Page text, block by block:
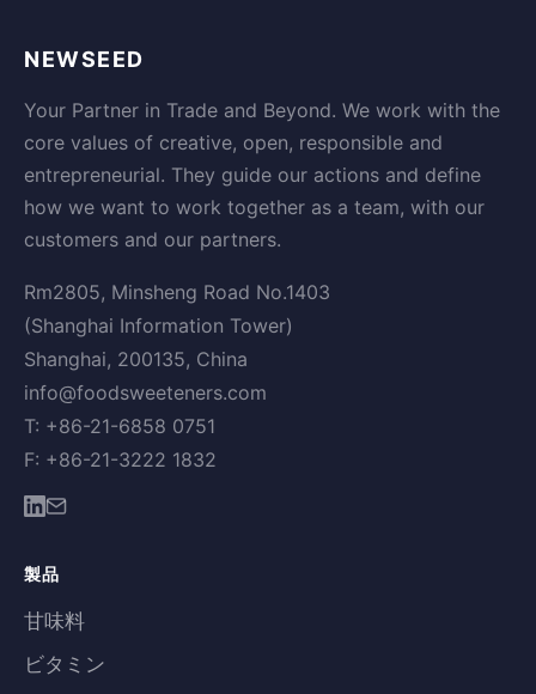
NEWSEED
Your Partner in Trade and Beyond. We work with the
core values of creative, open, responsible and
entrepreneurial. They guide our actions and define
how we want to work together as a team, with our
customers and our partners.
Rm2805, Minsheng Road No.1403
(Shanghai Information Tower)
Shanghai, 200135, China
info@foodsweeteners.com
T: +86-21-6858 0751
F: +86-21-3222 1832
製品
甘味料
ビタミン